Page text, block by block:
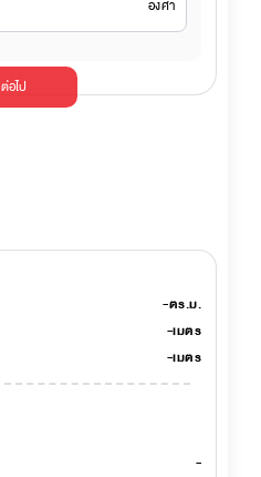
องศา
ต่อไป
-ตร.ม.
-เมตร
-เมตร
-